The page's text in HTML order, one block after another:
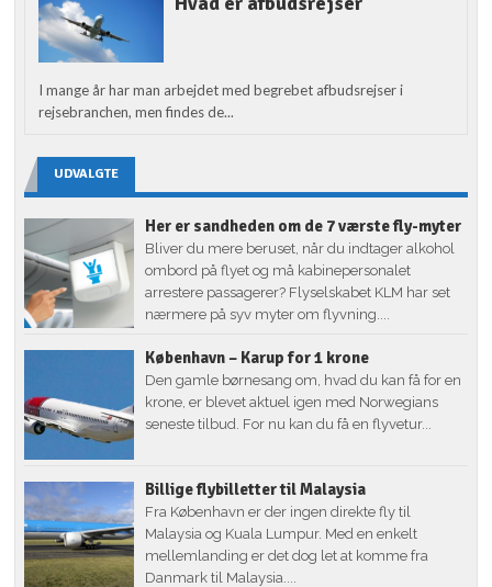
I mange år har man arbejdet med begrebet afbudsrejser i
rejsebranchen, men findes de...
UDVALGTE
Her er sandheden om de 7 værste fly-myter
Bliver du mere beruset, når du indtager alkohol
ombord på flyet og må kabinepersonalet
arrestere passagerer? Flyselskabet KLM har set
nærmere på syv myter om flyvning....
København – Karup for 1 krone
Den gamle børnesang om, hvad du kan få for en
krone, er blevet aktuel igen med Norwegians
seneste tilbud. For nu kan du få en flyvetur...
Billige flybilletter til Malaysia
Fra København er der ingen direkte fly til
Malaysia og Kuala Lumpur. Med en enkelt
mellemlanding er det dog let at komme fra
Danmark til Malaysia....